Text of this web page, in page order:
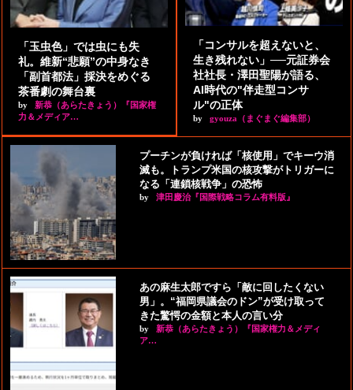
「玉虫色」では虫にも失
礼。維新“悲願”の中身なき
「副首都法」採決をめぐる
茶番劇の舞台裏
by
新恭（あらたきょう）『国家権
力＆メディア…
「コンサルを超えないと、
生き残れない」──元証券会
社社長・澤田聖陽が語る、
AI時代の"伴走型コンサ
ル"の正体
by gyouza（まぐまぐ編集部）
プーチンが負ければ「核使用」でキーウ消
滅も。トランプ米国の核攻撃がトリガーに
なる「連鎖核戦争」の恐怖
by 津田慶治『国際戦略コラム有料版』
あの麻生太郎ですら「敵に回したくない
男」。“福岡県議会のドン”が受け取って
きた驚愕の金額と本人の言い分
by
新恭（あらたきょう）『国家権力＆メディ
ア…